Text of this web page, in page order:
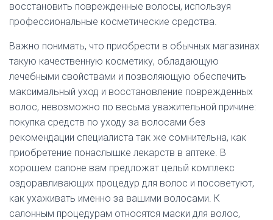
восстановить поврежденные волосы, используя
профессиональные косметические средства.
Важно понимать, что приобрести в обычных магазинах
такую качественную косметику, обладающую
лечебными свойствами и позволяющую обеспечить
максимальный уход и восстановление поврежденных
волос, невозможно по весьма уважительной причине:
покупка средств по уходу за волосами без
рекомендации специалиста так же сомнительна, как
приобретение понаслышке лекарств в аптеке. В
хорошем салоне вам предложат целый комплекс
оздоравливающих процедур для волос и посоветуют,
как ухаживать именно за вашими волосами. К
салонным процедурам относятся маски для волос,